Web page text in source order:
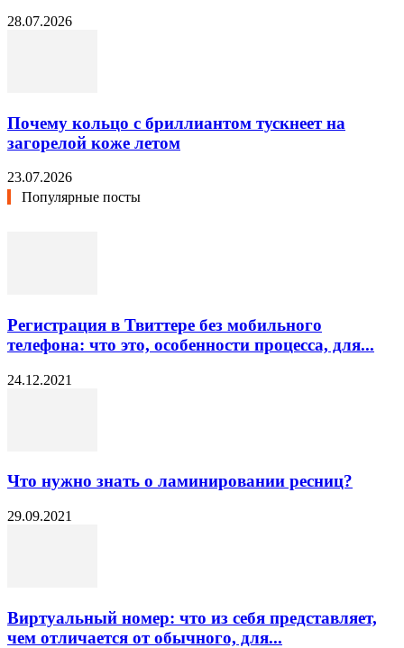
28.07.2026
Почему кольцо с бриллиантом тускнеет на
загорелой коже летом
23.07.2026
Популярные посты
Регистрация в Твиттере без мобильного
телефона: что это, особенности процесса, для...
24.12.2021
Что нужно знать о ламинировании ресниц?
29.09.2021
Виртуальный номер: что из себя представляет,
чем отличается от обычного, для...